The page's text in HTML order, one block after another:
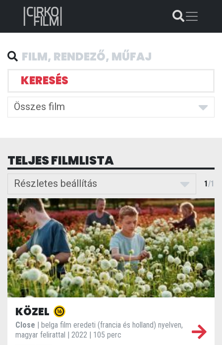
KERESÉS
Összes film
TELJES FILMLISTA
Részletes beállítás 1/1
KÖZEL
Close | belga film eredeti (francia és holland) nyelven,
magyar felirattal | 2022 | 105 perc